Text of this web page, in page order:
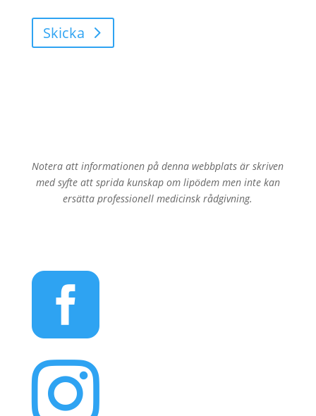
Skicka
Notera att informationen på denna webbplats är skriven
med syfte att sprida kunskap om lipödem men inte kan
ersätta professionell medicinsk rådgivning.

